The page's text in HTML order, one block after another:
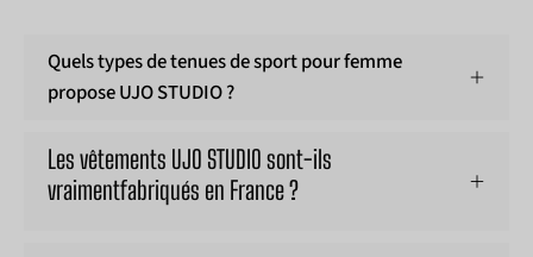
Quels types de tenues de sport pour femme
propose UJO STUDIO ?
Les vêtements UJO STUDIO sont-ils
vraimentfabriqués en France ?